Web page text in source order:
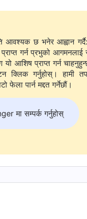
सेवक हुन् भन्‍ने थाहा
बोलाउन सके भन्‍ने
जब परमेश्‍वरका
सेवकलाई सुरक्षित
अभिव्यक्ति थियो, र
कुराको परवाह
के यो सहरमा
हरेक
आवश्यक छ भनेर आह्वान
गर्न प्रभुको आगमनलाई
यो आशिष प्राप्त गर्न
हामी तपाईंलाई
फेला पार्न मद्दत गर्नेछौं।
मा सम्पर्क गर्नुहोस्